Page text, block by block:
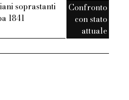
soprastanti
1841
Confronto
con stato
attuale